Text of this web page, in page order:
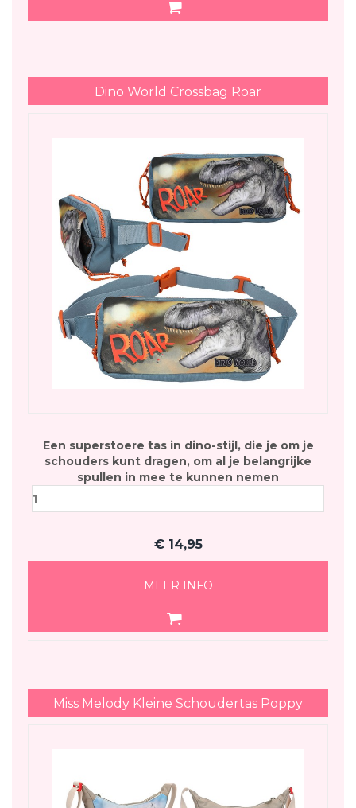
Dino World Crossbag Roar
Een superstoere tas in dino-stijl, die je om je
schouders kunt dragen, om al je belangrijke
spullen in mee te kunnen nemen
€ 14,95
MEER INFO
Miss Melody Kleine Schoudertas Poppy